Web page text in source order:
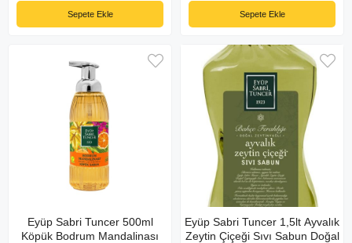
Sepete Ekle Sepete Ekle
Eyüp Sabri Tuncer 500ml
Köpük Bodrum Mandalinası
Eyüp Sabri Tuncer 1,5lt Ayvalık
Zeytin Çiçeği Sıvı Sabun Doğal